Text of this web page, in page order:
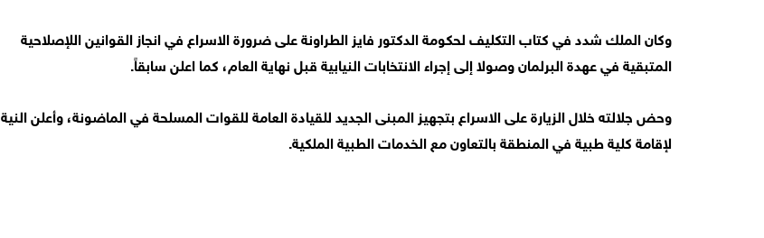
وكان الملك شدد في كتاب التكليف لحكومة الدكتور فايز الطراونة على ضرورة الاسراع في انجاز القوانين اللإصلاحية
المتبقية في عهدة البرلمان وصولا إلى إجراء الانتخابات النيابية قبل نهاية العام، كما اعلن سابقاً.
وحض جلالته خلال الزيارة على الاسراع بتجهيز المبنى الجديد للقيادة العامة للقوات المسلحة في الماضونة، وأعلن النية
لإقامة كلية طبية في المنطقة بالتعاون مع الخدمات الطبية الملكية.